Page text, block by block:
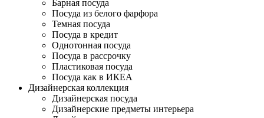
Барная посуда
Посуда из белого фарфора
Темная посуда
Посуда в кредит
Однотонная посуда
Посуда в рассрочку
Пластиковая посуда
Посуда как в ИКЕА
Дизайнерская коллекция
Дизайнерская посуда
Дизайнерские предметы интерьера